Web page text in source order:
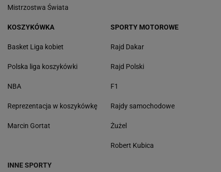
Mistrzostwa Świata
KOSZYKÓWKA
Basket Liga kobiet
Polska liga koszykówki
NBA
Reprezentacja w koszykówkę
Marcin Gortat
SPORTY MOTOROWE
Rajd Dakar
Rajd Polski
F1
Rajdy samochodowe
Żużel
Robert Kubica
INNE SPORTY